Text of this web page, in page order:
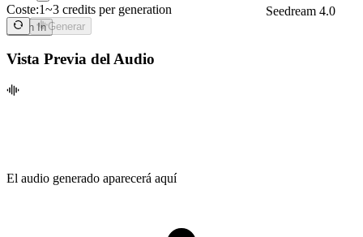
Seedream 4.0
Sign In
Coste:1~3 credits per generation
Generar
Vista Previa del Audio
El audio generado aparecerá aquí